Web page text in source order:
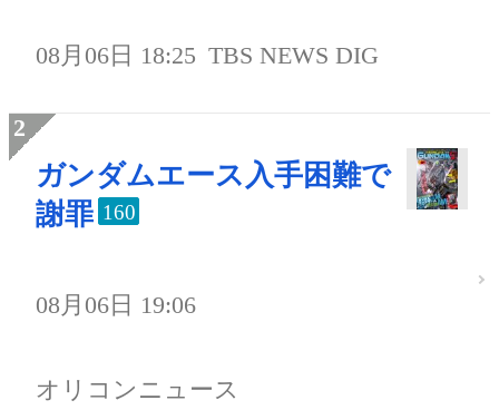
08月06日 18:25 TBS NEWS DIG
ガンダムエース入手困難で
謝罪 160
08月06日 19:06
オリコンニュース